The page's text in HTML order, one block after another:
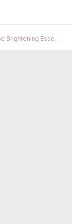
La Mer The Brightening Essence Intense